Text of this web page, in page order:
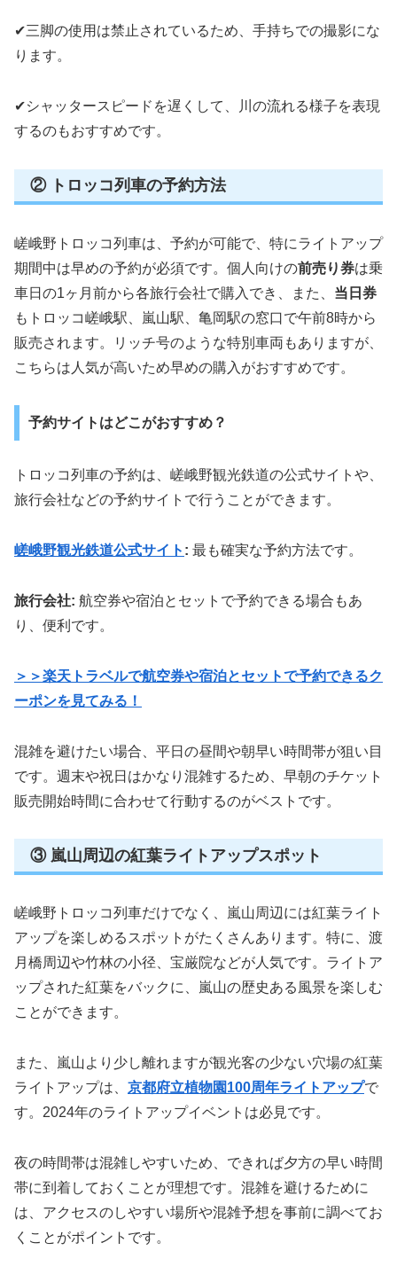
✔三脚の使用は禁止されているため、手持ちでの撮影にな
ります。
✔シャッタースピードを遅くして、川の流れる様子を表現
するのもおすすめです。
② トロッコ列車の予約方法
嵯峨野トロッコ列車は、予約が可能で、特にライトアップ
期間中は早めの予約が必須です。個人向けの前売り券は乗
車日の1ヶ月前から各旅行会社で購入でき、また、 当日券
もトロッコ嵯峨駅、嵐山駅、亀岡駅の窓口で午前8時から
販売されます。リッチ号のような特別車両もありますが、
こちらは人気が高いため早めの購入がおすすめです。
予約サイトはどこがおすすめ？
トロッコ列車の予約は、嵯峨野観光鉄道の公式サイトや、
旅行会社などの予約サイトで行うことができます。
嵯峨野観光鉄道公式サイト : 最も確実な予約方法です。
旅行会社: 航空券や宿泊とセットで予約できる場合もあ
り、便利です。
＞＞楽天トラベルで航空券や宿泊とセットで予約できるク
ーポンを見てみる！
混雑を避けたい場合、平日の昼間や朝早い時間帯が狙い目
です。週末や祝日はかなり混雑するため、早朝のチケット
販売開始時間に合わせて行動するのがベストです。
③ 嵐山周辺の紅葉ライトアップスポット
嵯峨野トロッコ列車だけでなく、嵐山周辺には紅葉ライト
アップを楽しめるスポットがたくさんあります。特に、渡
月橋周辺や竹林の小径、宝厳院などが人気です。ライトア
ップされた紅葉をバックに、嵐山の歴史ある風景を楽しむ
ことができます。
また、嵐山より少し離れますが観光客の少ない穴場の紅葉
ライトアップは、 京都府立植物園100周年ライトアップで
す。2024年のライトアップイベントは必見です。
夜の時間帯は混雑しやすいため、できれば夕方の早い時間
帯に到着しておくことが理想です。混雑を避けるために
は、アクセスのしやすい場所や混雑予想を事前に調べてお
くことがポイントです。